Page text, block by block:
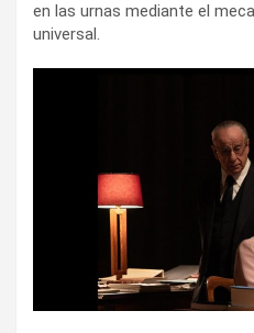
en las urnas mediante el
universal.